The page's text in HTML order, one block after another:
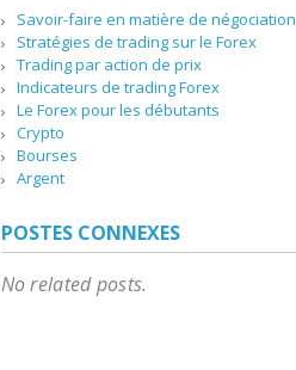
Savoir-faire en matière de négociation
Stratégies de trading sur le Forex
Trading par action de prix
Indicateurs de trading Forex
Le Forex pour les débutants
Crypto
Bourses
Argent
POSTES CONNEXES
No related posts.